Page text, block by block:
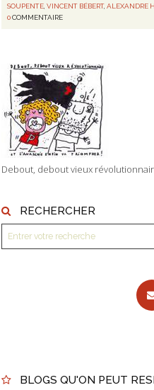
Debout, debout vieux
RECHERCHER
BLOGS QU'ON PEUT
SOUPENTE,VINCENT BÉBERT,ALEXANDRE
0COMMENTAIRE